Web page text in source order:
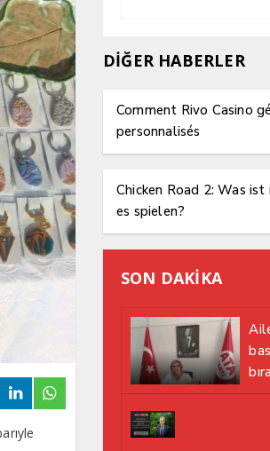
DİĞER HABERLER
Comment Rivo Casino
personnalisés
Chicken Road 2: Was
es spielen?
SON DAKİKA